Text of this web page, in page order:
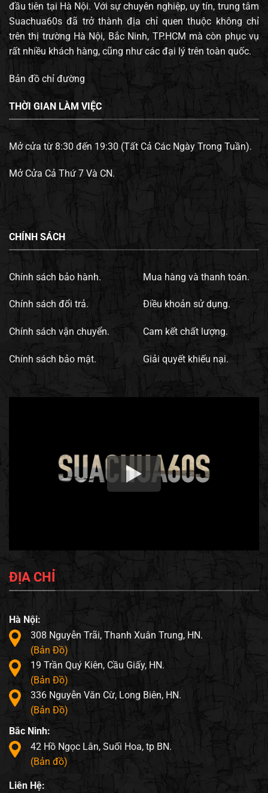
đầu tiên tại Hà Nội. Với sự chuyên nghiệp, uy tín, trung tâm
Suachua60s đã trở thành địa chỉ quen thuộc không chỉ
trên thị trường Hà Nội, Bắc Ninh, TP.HCM mà còn phục vụ
rất nhiều khách hàng, cũng như các đại lý trên toàn quốc.
Bản đồ chỉ đường
THỜI GIAN LÀM VIỆC
Mở cửa từ 8:30 đến 19:30 (Tất Cả Các Ngày Trong Tuần).
Mở Cửa Cả Thứ 7 Và CN.
CHÍNH SÁCH
Chính sách bảo hành.
Chính sách đổi trả.
Chính sách vận chuyển.
Chính sách bảo mật.
Mua hàng và thanh toán.
Điều khoản sử dụng.
Cam kết chất lượng.
Giải quyết khiếu nại.
ĐỊA CHỈ
Hà Nội:
308 Nguyễn Trãi, Thanh Xuân Trung, HN.
(Bản Đồ)
19 Trần Quý Kiên, Cầu Giấy, HN.
(Bản Đồ)
336 Nguyễn Văn Cừ, Long Biên, HN.
(Bản Đồ)
Bắc Ninh:
42 Hồ Ngọc Lân, Suối Hoa, tp BN.
(Bản đồ)
Liên Hệ: